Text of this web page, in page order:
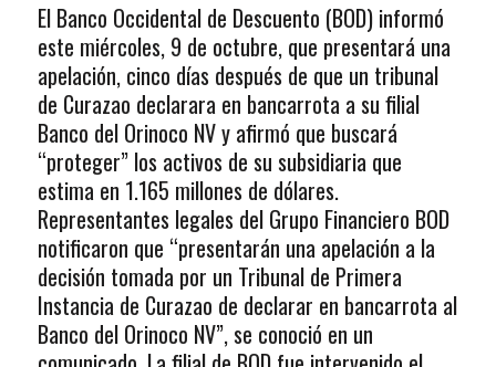
El Banco Occidental de Descuento (BOD) informó
este miércoles, 9 de octubre, que presentará una
apelación, cinco días después de que un tribunal
de Curazao declarara en bancarrota a su filial
Banco del Orinoco NV y afirmó que buscará
“proteger” los activos de su subsidiaria que
estima en 1.165 millones de dólares.
Representantes legales del Grupo Financiero BOD
notificaron que “presentarán una apelación a la
decisión tomada por un Tribunal de Primera
Instancia de Curazao de declarar en bancarrota al
Banco del Orinoco NV”, se conoció en un